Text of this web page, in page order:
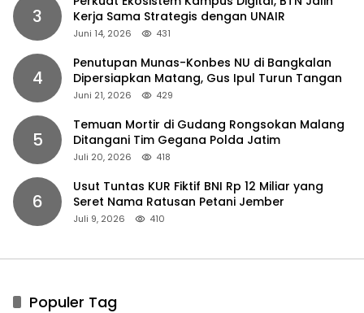
3
Kerja Sama Strategis dengan UNAIR
Juni 14, 2026 431
4
Penutupan Munas-Konbes NU di Bangkalan
Dipersiapkan Matang, Gus Ipul Turun Tangan
Juni 21, 2026 429
5
Temuan Mortir di Gudang Rongsokan Malang
Ditangani Tim Gegana Polda Jatim
Juli 20, 2026 418
6
Usut Tuntas KUR Fiktif BNI Rp 12 Miliar yang
Seret Nama Ratusan Petani Jember
Juli 9, 2026 410
Populer Tag